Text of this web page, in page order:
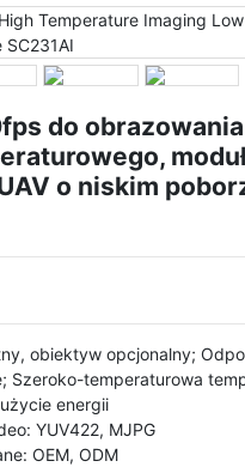
do obrazowania
o niskim
obiektyw opcjonalny;
Szeroko-temperaturowa
energii
YUV422, MJPG
OEM, ODM